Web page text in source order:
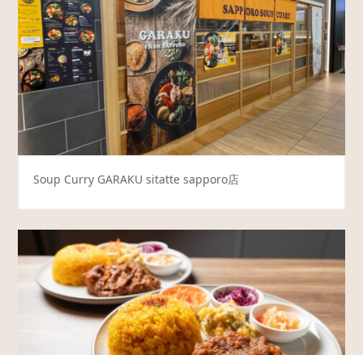
Soup Curry GARAKU sitatte sapporo店